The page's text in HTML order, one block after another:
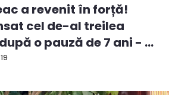
a revenit în forță!
cel de-al treilea
o pauză de 7 ani - ...